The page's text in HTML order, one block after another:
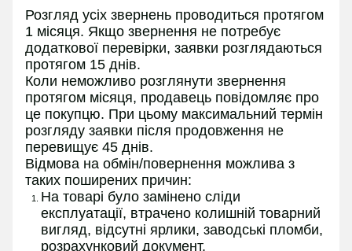
Розгляд усіх звернень проводиться протягом
1 місяця. Якщо звернення не потребує
додаткової перевірки, заявки розглядаються
протягом 15 днів.
Коли неможливо розглянути звернення
протягом місяця, продавець повідомляє про
це покупцю. При цьому максимальний термін
розгляду заявки після продовження не
перевищує 45 днів.
Відмова на обмін/повернення можлива з
таких поширених причин:
На товарі було замінено сліди
експлуатації, втрачено колишній товарний
вигляд, відсутні ярлики, заводські пломби,
розрахунковий документ.